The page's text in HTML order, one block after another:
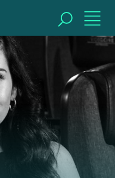
BUSCAR